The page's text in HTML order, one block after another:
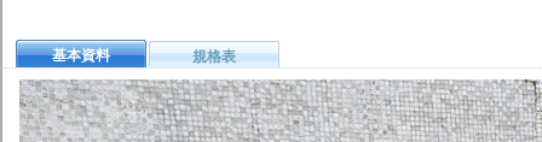
基本資料 規格表